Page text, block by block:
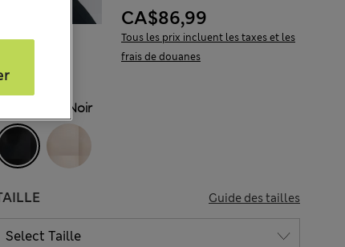
CA$86,99
Tous les prix incluent les taxes et les
frais de douanes
Noir
Guide des tailles